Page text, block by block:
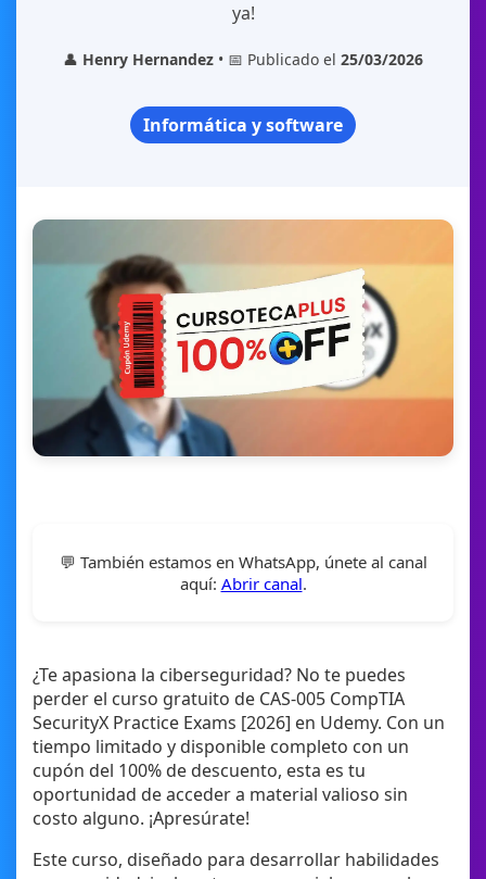
ya!
👤 Henry Hernandez • 📅 Publicado el 25/03/2026
Informática y software
💬 También estamos en WhatsApp, únete al canal
aquí: Abrir canal.
¿Te apasiona la ciberseguridad? No te puedes
perder el curso gratuito de CAS-005 CompTIA
SecurityX Practice Exams [2026] en Udemy. Con un
tiempo limitado y disponible completo con un
cupón del 100% de descuento, esta es tu
oportunidad de acceder a material valioso sin
costo alguno. ¡Apresúrate!
Este curso, diseñado para desarrollar habilidades